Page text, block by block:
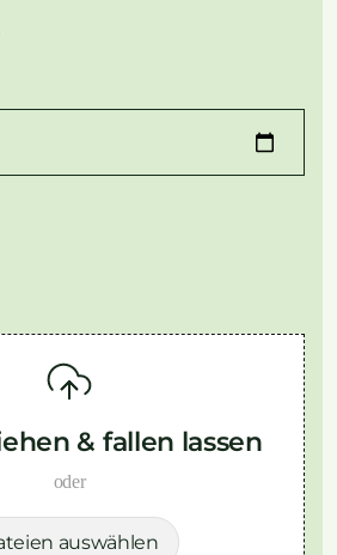
& fallen lassen
oder
auswählen